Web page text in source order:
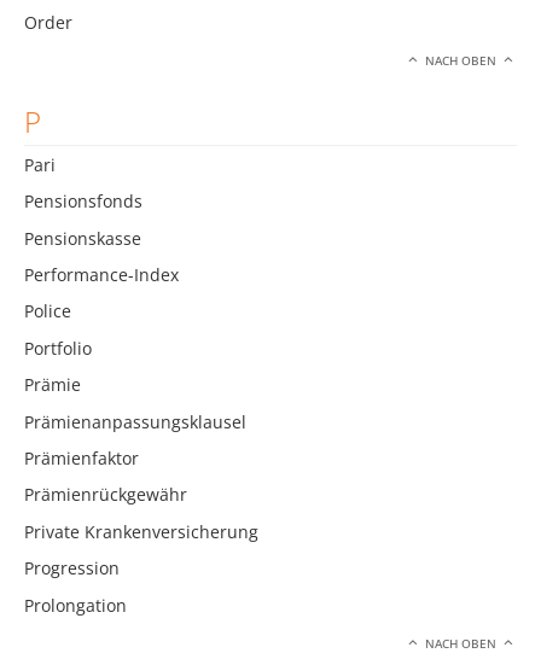
Order
NACH OBEN
P
Pari
Pensionsfonds
Pensionskasse
Performance-Index
Police
Portfolio
Prämie
Prämienanpassungsklausel
Prämienfaktor
Prämienrückgewähr
Private Krankenversicherung
Progression
Prolongation
NACH OBEN